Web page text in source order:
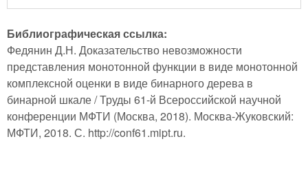
Библиографическая ссылка:
Федянин Д.Н. Доказательство невозможности
представления монотонной функции в виде монотонной
комплексной оценки в виде бинарного дерева в
бинарной шкале / Труды 61-й Всероссийской научной
конференции МФТИ (Москва, 2018). Москва-Жуковский:
МФТИ, 2018. С. http://conf61.mipt.ru.